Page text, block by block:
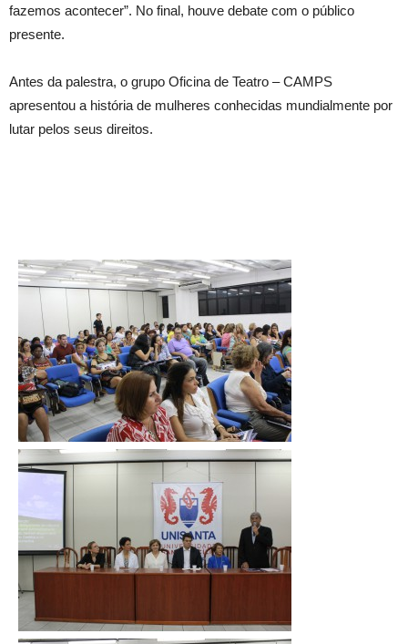
fazemos acontecer”. No final, houve debate com o público
presente.
Antes da palestra, o grupo Oficina de Teatro – CAMPS
apresentou a história de mulheres conhecidas mundialmente por
lutar pelos seus direitos.